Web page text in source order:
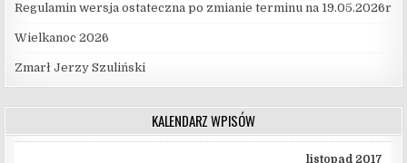
Regulamin wersja ostateczna po zmianie terminu na 19.05.2026r
Wielkanoc 2026
Zmarł Jerzy Szuliński
KALENDARZ WPISÓW
listopad 2017